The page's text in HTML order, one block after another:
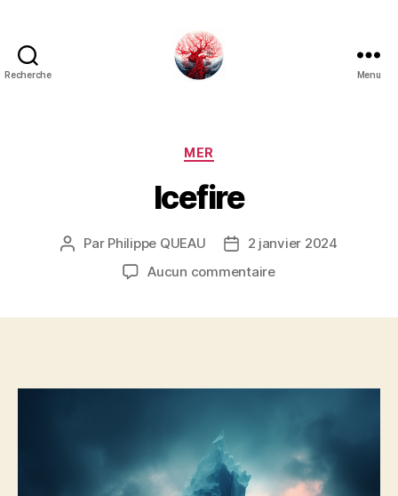
Recherche Menu
Catégories
MER
Icefire
Auteur
Par Philippe QUEAU
Date2 janvier 2024
Aucun commentairesur